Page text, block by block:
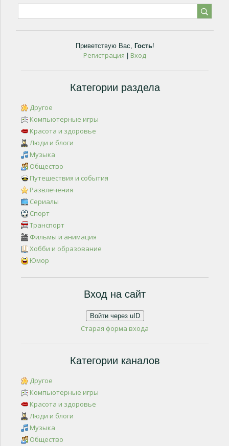
Приветствую Вас Гость!
Регистрация | Вход
Категории раздела
Другое
Компьютерные игры
Красота и здоровье
Люди и блоги
Музыка
Общество
Путешествия и события
Развлечения
Сериалы
Спорт
Транспорт
Фильмы и анимация
Хобби и образование
Юмор
Вход на сайт
Войти через uID
Старая форма входа
Категории каналов
Другое
Компьютерные игры
Красота и здоровье
Люди и блоги
Музыка
Общество